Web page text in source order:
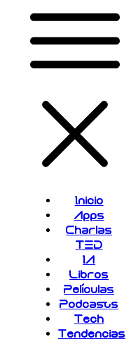
Inicio
Apps
Charlas
TED
IA
Libros
Películas
Podcasts
Tech
Tendencias